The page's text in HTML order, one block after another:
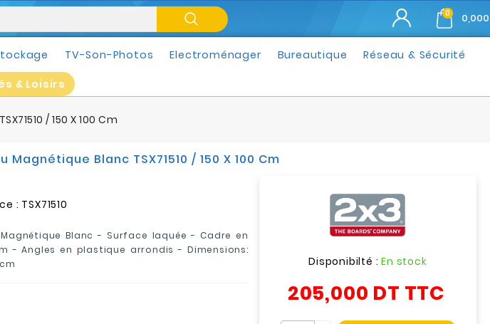
0
TV-Son-Photos Electroménager Bureautique Réseau & Sécurité
& Loisirs
/ 150 X 100 Cm
Magnétique Blanc TSX71510 / 150 X 100 Cm
: TSX71510
Blanc - Surface laquée - Cadre en
- Angles en plastique arrondis - Dimensions:
Disponibilté :En stock
205,000 DT TTC